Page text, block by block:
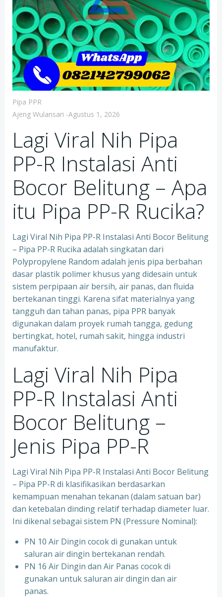
Pipa PPR
Ajeng Wulansari -Agustus 1, 2026
Lagi Viral Nih Pipa
PP-R Instalasi Anti
Bocor Belitung – Apa
itu Pipa PP-R Rucika?
Lagi Viral Nih Pipa PP-R Instalasi Anti Bocor Belitung
– Pipa PP-R Rucika adalah singkatan dari
Polypropylene Random adalah jenis pipa berbahan
dasar plastik polimer khusus yang didesain untuk
sistem perpipaan air bersih, air panas, dan fluida
bertekanan tinggi. Karena sifat materialnya yang
tangguh dan tahan panas, pipa PPR banyak
digunakan dalam proyek rumah tangga, gedung
bertingkat, hotel, rumah sakit, hingga industri
manufaktur.
Lagi Viral Nih Pipa
PP-R Instalasi Anti
Bocor Belitung –
Jenis Pipa PP-R
Lagi Viral Nih Pipa PP-R Instalasi Anti Bocor Belitung
– Pipa PP-R di klasifikasikan berdasarkan
kemampuan menahan tekanan (dalam satuan bar)
dan ketebalan dinding relatif terhadap diameter luar.
Ini dikenal sebagai sistem PN (Pressure Nominal):
PN 10 Air Dingin cocok di gunakan untuk
saluran air dingin bertekanan rendah.
PN 16 Air Dingin dan Air Panas cocok di
gunakan untuk saluran air dingin dan air
panas.